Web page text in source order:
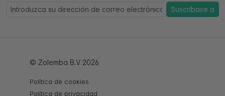
Suscríbase a
© Zolemba B.V 2026
Política de cookies
Política de privacidad